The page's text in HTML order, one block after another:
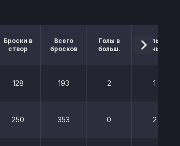
Броски в
створ
Всего
бросков
Голы в
больш.
Голы в
меньш.
128 193 2 1
250 353 0 2